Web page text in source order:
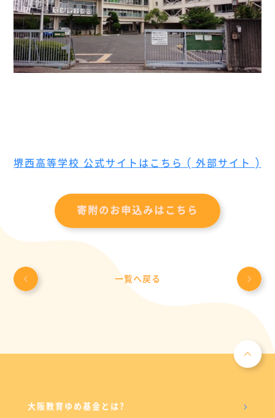
堺西高等学校 公式サイトはこちら ( 外部サイト )
寄附のお申込みはこちら
一覧へ戻る
大阪教育ゆめ基金とは?